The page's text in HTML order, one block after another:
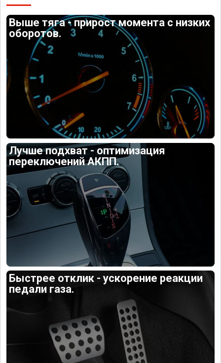
Выше тяга - прирост момента с низких
оборотов.
Лучше подхват - оптимизация
переключений АКПП.
Быстрее отклик - ускорение реакции
педали газа.